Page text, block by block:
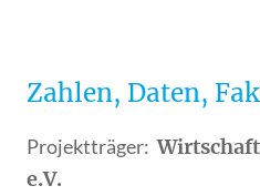
Zahlen, Daten,
Projektträger: ,
e.V.